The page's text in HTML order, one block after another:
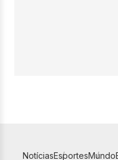
NotíciasEsportesMundo